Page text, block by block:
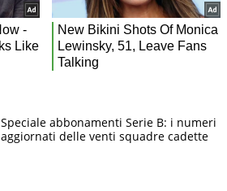
Speciale abbonamenti Serie B: i numeri
aggiornati delle venti squadre cadette